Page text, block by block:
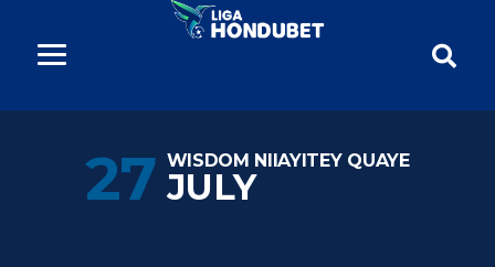
27 WISDOM NIIAYITEY QUAYE
JULY